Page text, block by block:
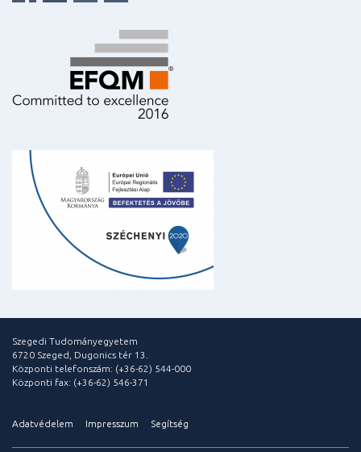
Szegedi Tudományegyetem
6720 Szeged, Dugonics tér 13.
Központi telefonszám: (+36-62) 544-000
Központi fax: (+36-62) 546-371
Adatvédelem Impresszum Segítség